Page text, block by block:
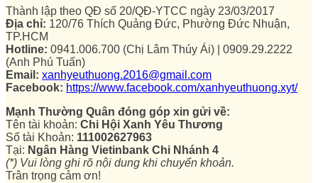
Thành lập theo QĐ số 20/QĐ-YTCC ngày 23/03/2017
Địa chỉ: 120/76 Thích Quảng Đức, Phường Đức Nhuận,
TP.HCM
Hotline: 0941.006.700 (Chị Lâm Thúy Ái) | 0909.29.2222
(Anh Phú Tuấn)
Email: xanhyeuthuong.2016@gmail.com
Facebook: https://www.facebook.com/xanhyeuthuong.xyt/
Mạnh Thường Quân đóng góp xin gửi về:
Tên tài khoản: Chi Hội Xanh Yêu Thương
Số tài Khoản: 111002627963
Tại: Ngân Hàng Vietinbank Chi Nhánh 4
(*) Vui lòng ghi rõ nội dung khi chuyển khoản.
Trân trọng cảm ơn!